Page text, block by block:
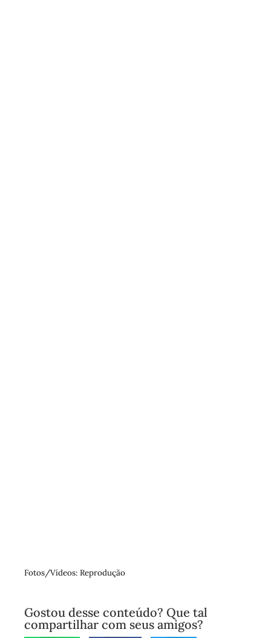
Fotos/Vídeos: Reprodução
Gostou desse conteúdo? Que tal
compartilhar com seus amigos?